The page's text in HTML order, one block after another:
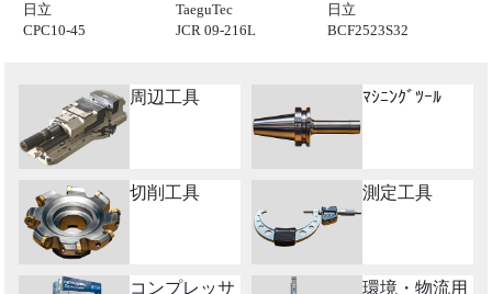
日立
CPC10-45
TaeguTec
JCR 09-216L
日立
BCF2523S32
周辺工具 ﾏｼﾆﾝｸﾞﾂｰﾙ
切削工具 測定工具
コンプレッサ 環境・物流用